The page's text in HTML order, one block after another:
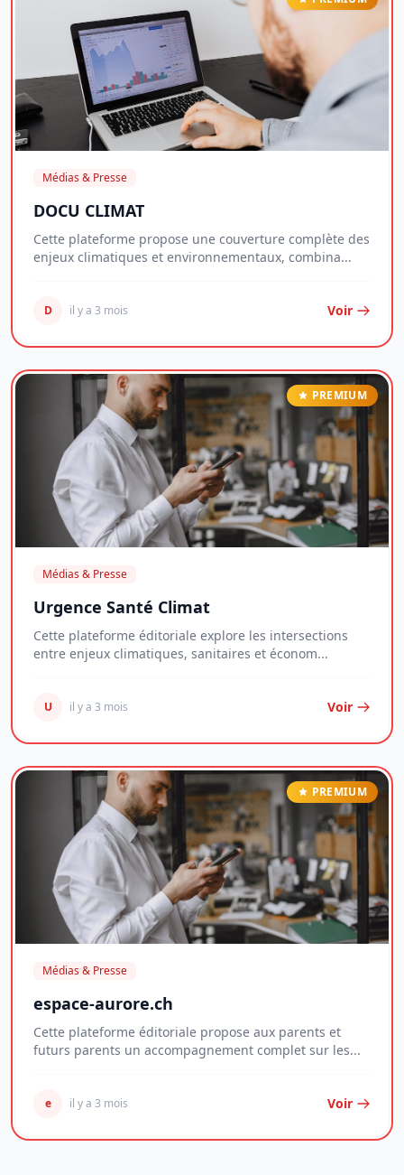
Médias & Presse
DOCU CLIMAT
Cette plateforme propose une couverture complète des
enjeux climatiques et environnementaux, combina...
D il y a 3 mois Voir
PREMIUM
Médias & Presse
Urgence Santé Climat
Cette plateforme éditoriale explore les intersections
entre enjeux climatiques, sanitaires et économ...
U il y a 3 mois Voir
PREMIUM
Médias & Presse
espace-aurore.ch
Cette plateforme éditoriale propose aux parents et
futurs parents un accompagnement complet sur les...
e il y a 3 mois Voir